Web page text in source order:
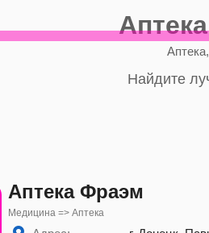
Найдите
Аптека Фраэм
Медицина => Аптека